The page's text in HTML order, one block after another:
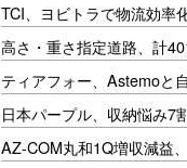
TCI、ヨビトラで物流効率
高さ・重さ指定道路、計
ティアフォー、Astemoと
日本パープル、収納悩み7
AZ-COM丸和1Q増収減益